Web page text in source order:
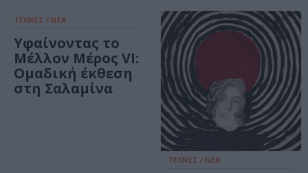
ΤΕΧΝΕΣ / ΝΕΑ
Υφαίνοντας το
Μέλλον Μέρος VΙ:
Ομαδική έκθεση
στη Σαλαμίνα
ΤΕΧΝΕΣ / ΝΕΑ